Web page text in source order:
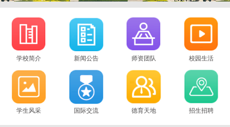
学校荣誉
联系我们
来校路线
学校简介 新闻公告 师资团队 校园生活
学生风采 国际交流 德育天地 招生招聘